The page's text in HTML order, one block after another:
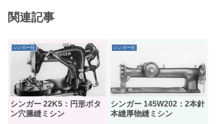
関連記事
シンガー社
シンガー 22K5：円形ボタ
ン穴縢縫ミシン
シンガー社
シンガー 145W202：2本針
本縫厚物縫ミシン